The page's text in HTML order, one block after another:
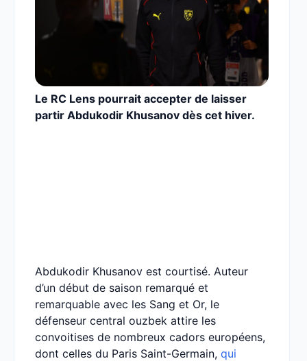
Le RC Lens pourrait accepter de laisser
partir Abdukodir Khusanov dès cet hiver.
Abdukodir Khusanov est courtisé. Auteur
d’un début de saison remarqué et
remarquable avec les Sang et Or, le
défenseur central ouzbek attire les
convoitises de nombreux cadors européens,
dont celles du Paris Saint-Germain, qui